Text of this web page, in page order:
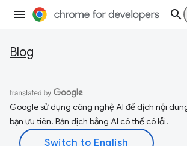
Blog
Google sử dụng công nghệ AI để dịch nội
bạn ưu tiên. Bản dịch bằng AI có thể có lỗi.